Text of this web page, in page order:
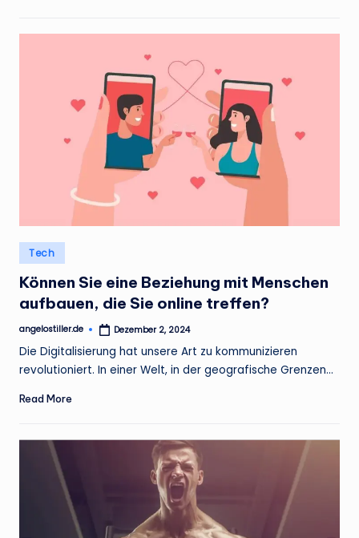
Posted
in
Tech
Können Sie eine Beziehung mit Menschen
aufbauen, die Sie online treffen?
Posted
angelostiller.de Dezember 2, 2024
Die Digitalisierung hat unsere Art zu kommunizieren
revolutioniert. In einer Welt, in der geografische Grenzen…
Read More